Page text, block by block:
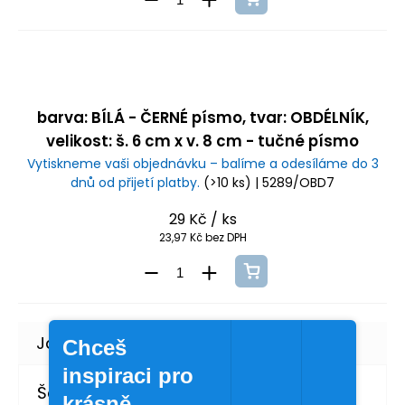
barva: BÍLÁ - ČERNÉ písmo, tvar: OBDÉLNÍK,
velikost: š. 6 cm x v. 8 cm - tučné písmo
Vytiskneme vaši objednávku – balíme a odesíláme do 3
dnů od přijetí platby. (>10 ks) | 5289/OBD7
29 Kč / ks
23,97 Kč bez DPH
Šárka Švábová
Chceš
inspiraci pro